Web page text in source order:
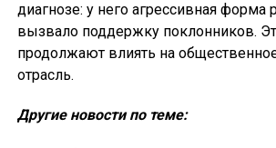
диагнозе: у него агрессивная форма
вызвало поддержку поклонников.
продолжают влиять на
отрасль.
Другие новости по теме: